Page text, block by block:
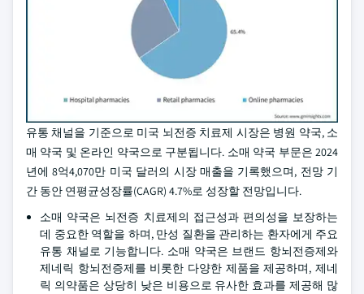
유통 채널을 기준으로 미국 뇌전증 치료제 시장은 병원 약국, 소
매 약국 및 온라인 약국으로 구분됩니다. 소매 약국 부문은 2024
년에 8억4,070만 미국 달러의 시장 매출을 기록했으며, 전망 기
간 동안 연평균성장률(CAGR) 4.7%로 성장할 전망입니다.
소매 약국은 뇌전증 치료제의 접근성과 편의성을 보장하는
데 중요한 역할을 하며, 만성 질환을 관리하는 환자에게 주요
유통 채널로 기능합니다. 소매 약국은 브랜드 항뇌전증제와
제네릭 항뇌전증제를 비롯한 다양한 제품을 제공하며, 제네
릭 의약품은 상당히 낮은 비용으로 유사한 효과를 제공해 많